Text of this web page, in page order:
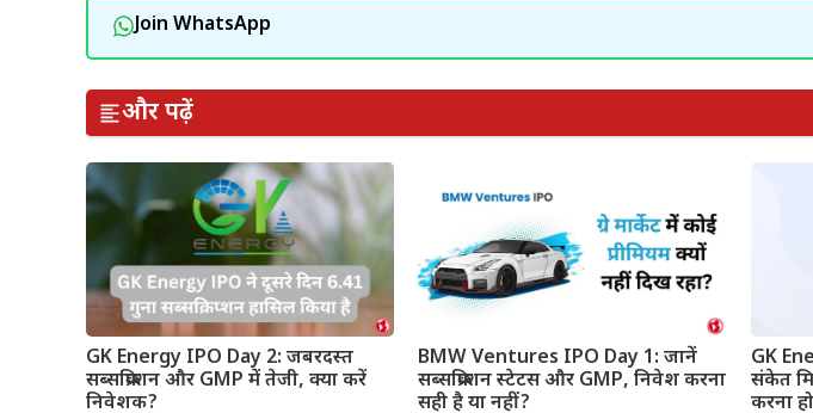
Join WhatsApp
और पढ़ें
GK Energy IPO Day 2: जबरदस्त
सब्सक्रिप्शन और GMP में तेजी, क्या करें
निवेशक?
BMW Ventures IPO Day 1: जानें
सब्सक्रिप्शन स्टेटस और GMP, निवेश करना
सही है या नहीं?
GK
संकेत
करना